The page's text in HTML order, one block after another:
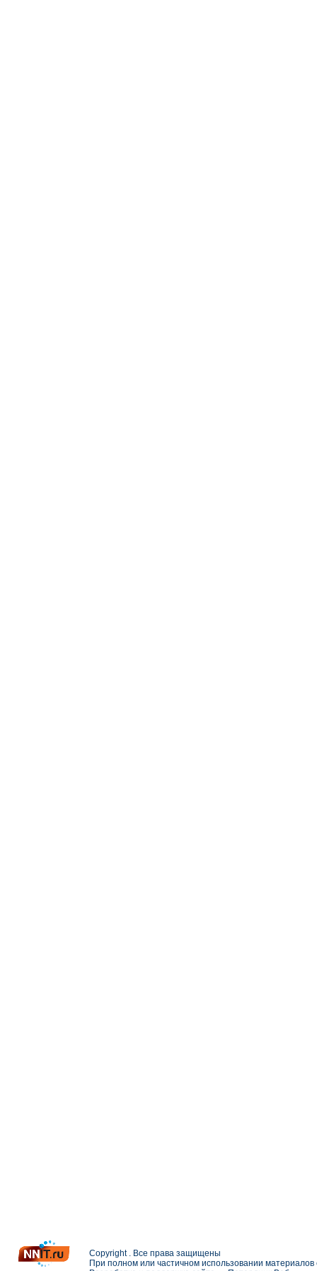
Copyright . Все права защищены
При полном или частичном использовании